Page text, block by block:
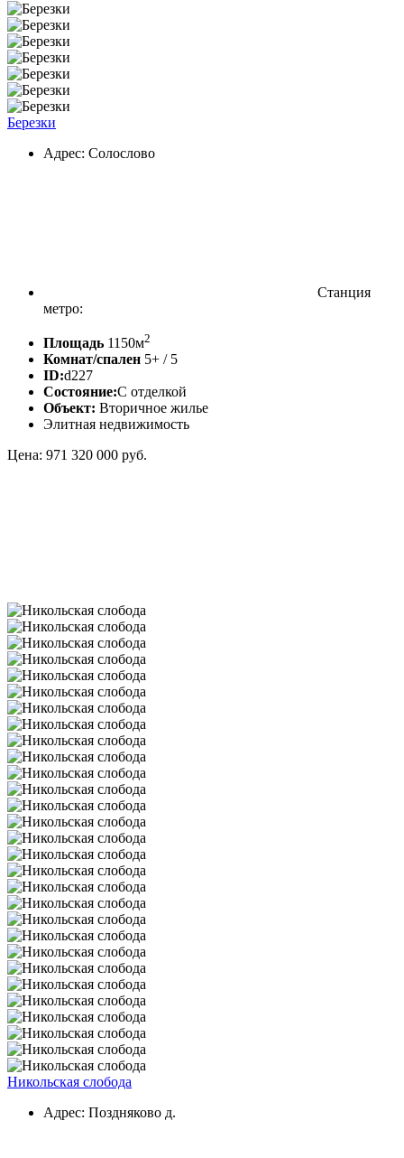
Березки
Адрес: Солослово
Станция
метро:
Площадь 1150м2
Комнат/спален 5+ / 5
ID:d227
Состояние:С отделкой
Объект: Вторичное жилье
Элитная недвижимость
Цена: 971 320 000 руб.
Никольская слобода
Адрес: Поздняково д.